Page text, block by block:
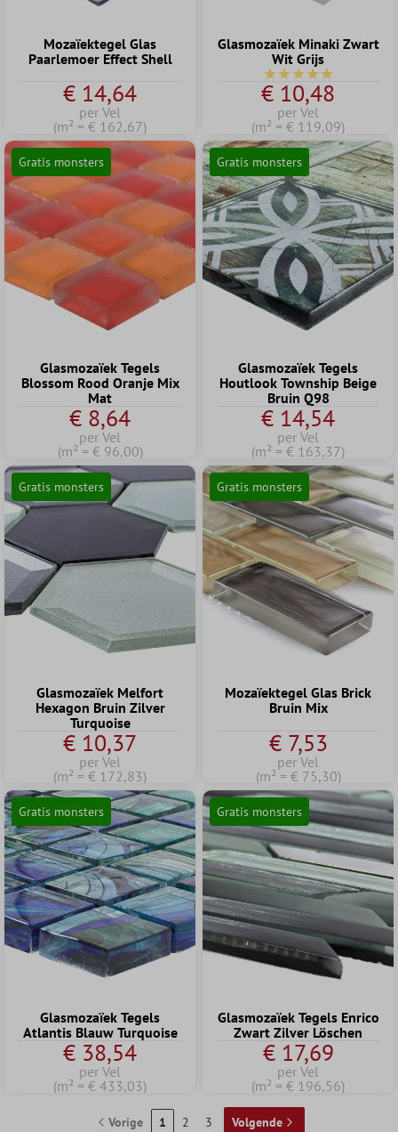
Mozaïektegel Glas
Paarlemoer Effect Shell
€ 14,64
per Vel
(m² = € 162,67)
Glasmozaïek Minaki Zwart
Wit Grijs
Gemiddelde
€ 10,48
per Vel
(m² = € 119,09)
Gratis monsters
Glasmozaïek Tegels
Blossom Rood Oranje Mix
Mat
€ 8,64
per Vel
(m² = € 96,00)
Gratis monsters
Glasmozaïek Tegels
Houtlook Township Beige
Bruin Q98
€ 14,54
per Vel
(m² = € 163,37)
Gratis monsters
Glasmozaïek Melfort
Hexagon Bruin Zilver
Turquoise
€ 10,37
per Vel
(m² = € 172,83)
Gratis monsters
Mozaïektegel Glas Brick
Bruin Mix
€ 7,53
per Vel
(m² = € 75,30)
Gratis monsters
Glasmozaïek Tegels
Atlantis Blauw Turquoise
€ 38,54
per Vel
(m² = € 433,03)
Gratis monsters
Glasmozaïek Tegels Enrico
Zwart Zilver Löschen
€ 17,69
per Vel
(m² = € 196,56)
Vorige 1 2 3 Volgende